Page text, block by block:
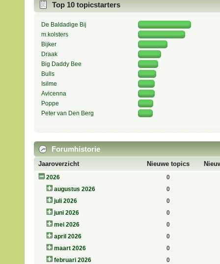
Top 10 topicstarters
De Baldadige Bij
m.kolsters
Bijker
Draak
Big Daddy Bee
Bulls
Isilme
Avicenna
Poppe
Peter van Den Berg
Forumhistorie
Jaaroverzicht Nieuwe topics
2026
0
augustus 2026
0
juli 2026
0
juni 2026
0
mei 2026
0
april 2026
0
maart 2026
0
februari 2026
0